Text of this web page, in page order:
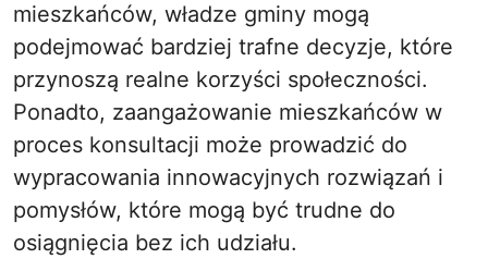
mieszkańców, władze gminy mogą
podejmować bardziej trafne decyzje, które
przynoszą realne korzyści społeczności.
Ponadto, zaangażowanie mieszkańców w
proces konsultacji może prowadzić do
wypracowania innowacyjnych rozwiązań i
pomysłów, które mogą być trudne do
osiągnięcia bez ich udziału.